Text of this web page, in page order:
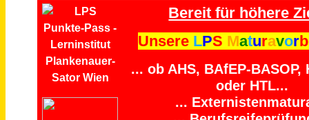
Bereit für höhere
Unsere LPS Maturavorb
... ob AHS, BAfEP-BASOP,
oder HTL...
...